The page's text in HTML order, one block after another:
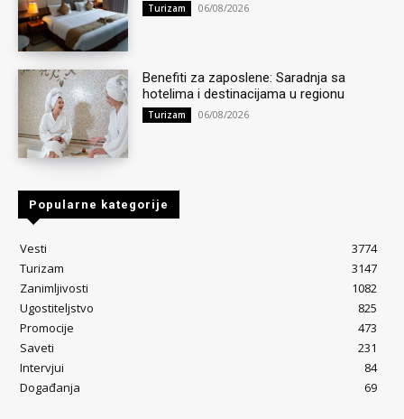
Turizam 06/08/2026
Benefiti za zaposlene: Saradnja sa
hotelima i destinacijama u regionu
Turizam 06/08/2026
Popularne kategorije
Vesti
3774
Turizam
3147
Zanimljivosti
1082
Ugostiteljstvo
825
Promocije
473
Saveti
231
Intervjui
84
Događanja
69